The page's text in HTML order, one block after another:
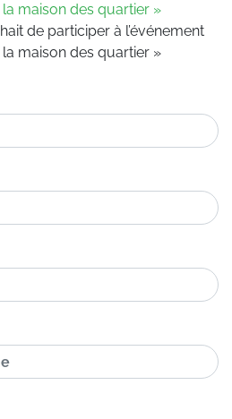
maison des quartier »
de participer à l’événement
maison des quartier »